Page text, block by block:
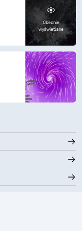
Obecnie
wyświetlane